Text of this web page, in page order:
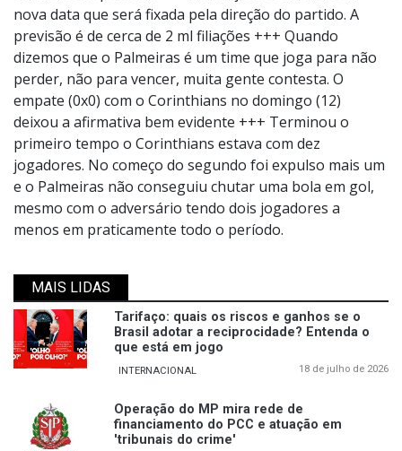
nova data que será fixada pela direção do partido. A
previsão é de cerca de 2 ml filiações +++ Quando
dizemos que o Palmeiras é um time que joga para não
perder, não para vencer, muita gente contesta. O
empate (0x0) com o Corinthians no domingo (12)
deixou a afirmativa bem evidente +++ Terminou o
primeiro tempo o Corinthians estava com dez
jogadores. No começo do segundo foi expulso mais um
e o Palmeiras não conseguiu chutar uma bola em gol,
mesmo com o adversário tendo dois jogadores a
menos em praticamente todo o período.
MAIS LIDAS
Tarifaço: quais os riscos e ganhos se o
Brasil adotar a reciprocidade? Entenda o
que está em jogo
INTERNACIONAL 18 de julho de 2026
Operação do MP mira rede de
financiamento do PCC e atuação em
'tribunais do crime'